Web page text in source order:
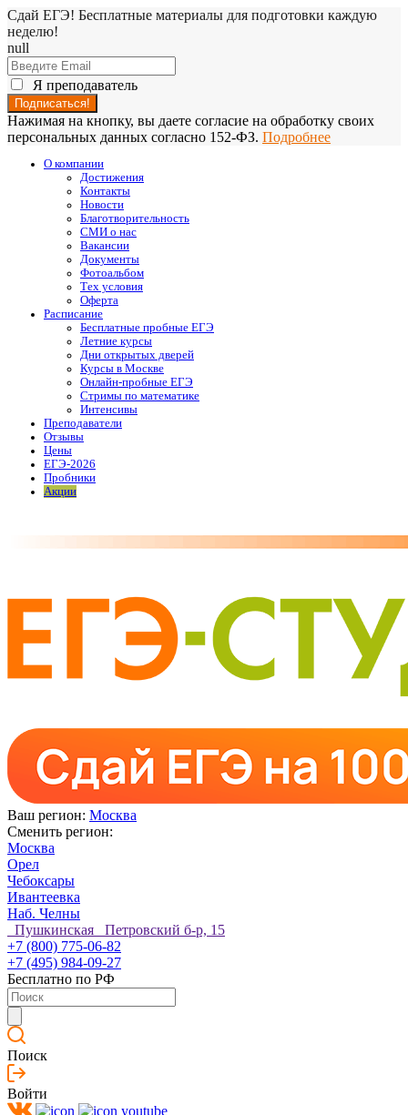
Сдай ЕГЭ! Бесплатные материалы для подготовки каждую
неделю!
null
Я преподаватель
Нажимая на кнопку, вы даете согласие на обработку своих
персональных данных согласно 152-ФЗ. Подробнее
О компании
Достижения
Контакты
Новости
Благотворительность
СМИ о нас
Вакансии
Документы
Фотоальбом
Тех условия
Оферта
Расписание
Бесплатные пробные ЕГЭ
Летние курсы
Дни открытых дверей
Курсы в Москве
Онлайн-пробные ЕГЭ
Стримы по математике
Интенсивы
Преподаватели
Отзывы
Цены
ЕГЭ-2026
Пробники
Акции
Ваш регион: Москва
Сменить регион:
Москва
Орел
Чебоксары
Ивантеевка
Наб. Челны
Пушкинская Петровский б-р, 15
+7 (800) 775-06-82
+7 (495) 984-09-27
Бесплатно по РФ
Поиск
Войти